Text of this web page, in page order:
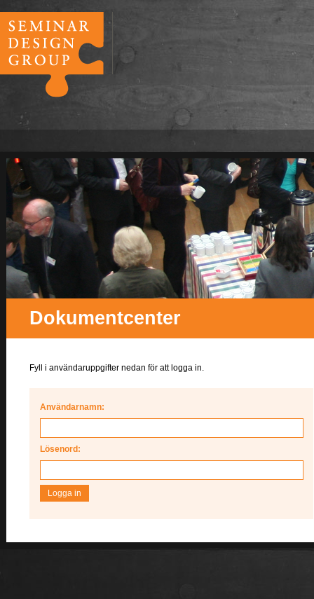
Dokumentcenter
Fyll i användaruppgifter nedan för att logga in.
Användarnamn:
Lösenord: